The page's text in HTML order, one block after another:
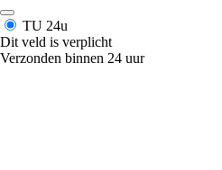
TU 24u
Dit veld is verplicht
Verzonden binnen 24 uur